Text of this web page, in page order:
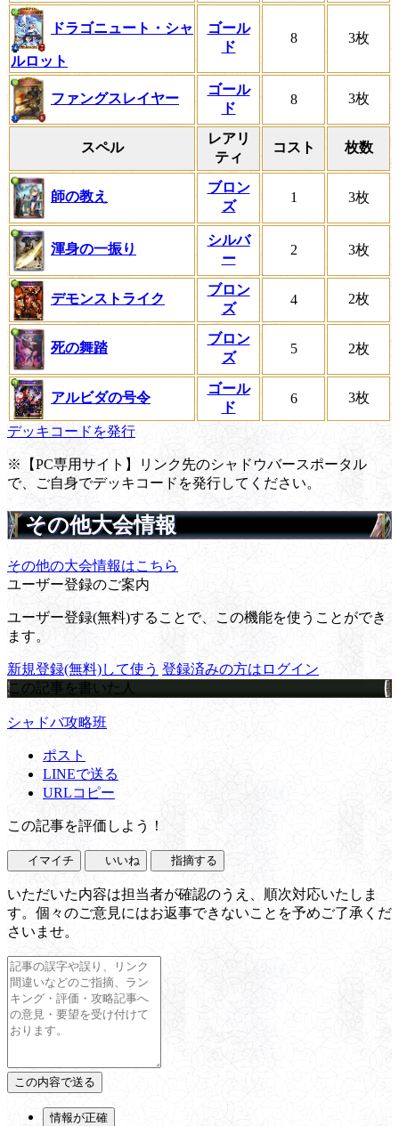
ドラゴニュート・シャ
ルロット
ゴール
ド
8 3枚
ファングスレイヤー
ゴール
ド
8 3枚
スペル
レアリ
ティ
コスト 枚数
師の教え
ブロン
ズ
1 3枚
渾身の一振り
シルバ
ー
2 3枚
デモンストライク
ブロン
ズ
4 2枚
死の舞踏
ブロン
ズ
5 2枚
アルビダの号令
ゴール
ド
6 3枚
デッキコードを発行
※【PC専用サイト】リンク先のシャドウバースポータル
で、ご自身でデッキコードを発行してください。
その他大会情報
その他の大会情報はこちら
ユーザー登録のご案内
ユーザー登録(無料)することで、この機能を使うことができ
ます。
新規登録(無料)して使う 登録済みの方はログイン
この記事を書いた人
シャドバ攻略班
ポスト
LINEで送る
URLコピー
この記事を評価しよう！
イマイチ いいね 指摘する
いただいた内容は担当者が確認のうえ、順次対応いたしま
す。個々のご意見にはお返事できないことを予めご了承くだ
さいませ。
情報が正確